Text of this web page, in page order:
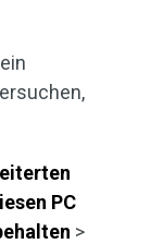
PC
>